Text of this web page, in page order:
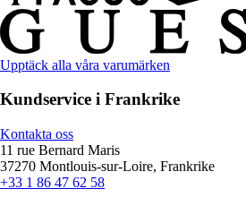
Upptäck alla våra varumärken
Kundservice i Frankrike
Kontakta oss
11 rue Bernard Maris
37270 Montlouis-sur-Loire, Frankrike
+33 1 86 47 62 58